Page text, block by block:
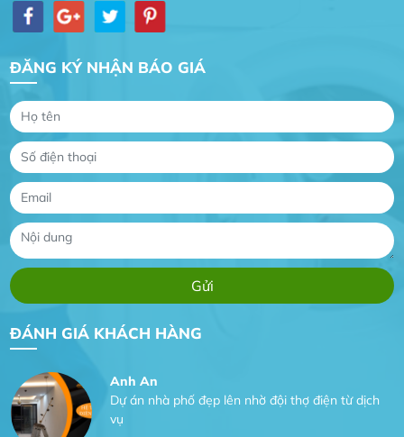
ĐĂNG KÝ NHẬN BÁO GIÁ
ĐÁNH GIÁ KHÁCH HÀNG
vụ
Dịch vụ MoTor
Tôi hài lòng quấn motor đẹp và đúng ý
Công Trình lắp hệ thống máy lạnh
lượng rất tốt sản phẩm chất lượng rất tốt sản
website
Anh An
Dự án nhà phố đẹp lên nhờ đội thợ điện từ dịch
Dịch vụ MoTor
Tôi hài lòng quấn motor đẹp và đúng ý